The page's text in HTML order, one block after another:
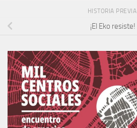
HISTORIA PREVIA
¡El Eko resiste!